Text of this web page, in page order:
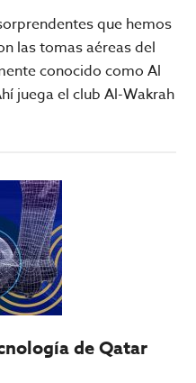
que hemos
las tomas aéreas del
conocido como Al
juega el club Al-Wakrah
de Qatar